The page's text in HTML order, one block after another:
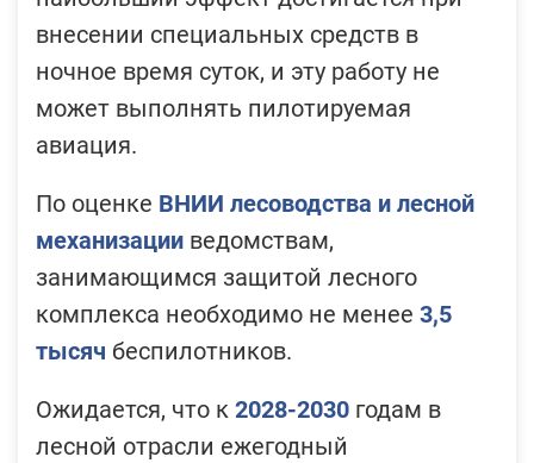
внесении специальных средств в
ночное время суток, и эту работу не
может выполнять пилотируемая
авиация.
По оценке ВНИИ лесоводства и лесной
механизации ведомствам,
занимающимся защитой лесного
комплекса необходимо не менее 3,5
тысяч беспилотников.
Ожидается, что к 2028-2030 годам в
лесной отрасли ежегодный